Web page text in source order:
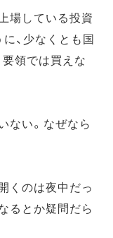
場している投資
、少なくとも国
領では買えな
ない。なぜなら
くのは夜中だっ
るとか疑問だら